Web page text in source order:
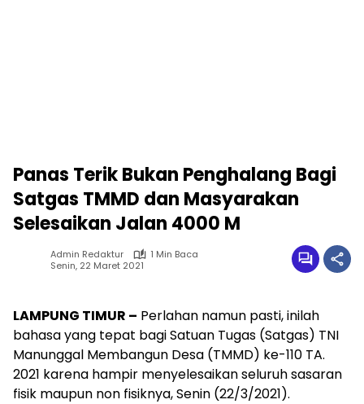
Panas Terik Bukan Penghalang Bagi
Satgas TMMD dan Masyarakan
Selesaikan Jalan 4000 M
Admin Redaktur
1 Min Baca
Senin, 22 Maret 2021
LAMPUNG TIMUR – Perlahan namun pasti, inilah
bahasa yang tepat bagi Satuan Tugas (Satgas) TNI
Manunggal Membangun Desa (TMMD) ke-110 TA.
2021 karena hampir menyelesaikan seluruh sasaran
fisik maupun non fisiknya, Senin (22/3/2021).